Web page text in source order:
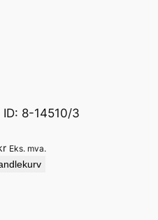
8-14510/3
Eks. mva.